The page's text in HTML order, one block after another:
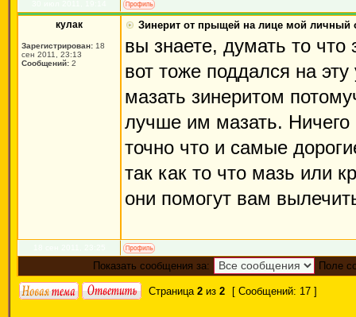
кулак
Зарегистрирован: 18
сен 2011, 23:13
Сообщений: 2
Зинерит от прыщей на лице мой личный
вы знаете, думать то
вот тоже поддался на
мазать зинеритом
лучше им мазать. Ничего
точно что и самые
так как то что мазь или
они помогут вам
Показать сообщения за: Поле
Страница 2 из 2 [ Сообщений: 17 ]